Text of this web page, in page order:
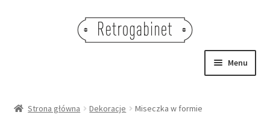
Menu
Strona główna Dekoracje
Miseczka w formie